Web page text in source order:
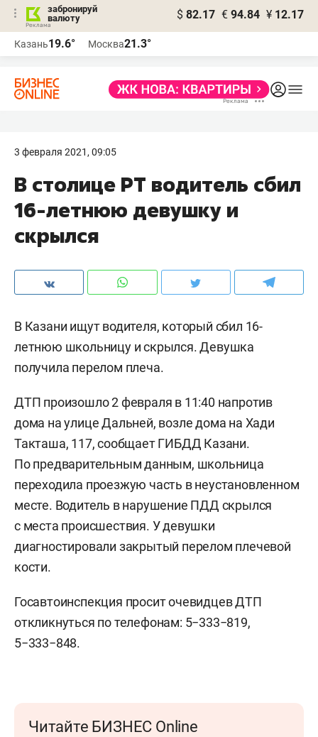
забронируй
валюту
$ 82.17 € 94.84 ¥ 12.17
Казань19.6° Москва21.3°
3 февраля 2021, 09:05
В столице РТ водитель сбил
16-летнюю девушку и
скрылся
В Казани ищут водителя, который сбил 16-
летнюю школьницу и скрылся. Девушка
получила перелом плеча.
ДТП произошло 2 февраля в 11:40 напротив
дома на улице Дальней, возле дома на Хади
Такташа, 117, сообщает ГИБДД Казани.
По предварительным данным, школьница
переходила проезжую часть в неустановленном
месте. Водитель в нарушение ПДД скрылся
с места происшествия. У девушки
диагностировали закрытый перелом плечевой
кости.
Госавтоинспекция просит очевидцев ДТП
откликнуться по телефонам: 5−333−819,
5−333−848.
Читайте БИЗНЕС Online